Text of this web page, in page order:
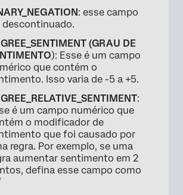
: esse campo
(GRAU DE
): Esse é um campo
que contém o
Isso varia de -5 a +5.
:
é um campo numérico que
o modificador de
que foi causado por
regra. Por exemplo, se uma
aumentar sentimento em 2
defina esse campo como